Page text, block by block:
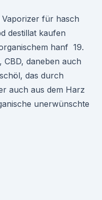
Vaporizer für hasch
destillat kaufen
hanf 19.
daneben auch
das durch
auch aus dem Harz
unerwünschte